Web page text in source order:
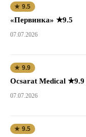
★ 9.5
«Первинка» ★9.5
07.07.2026
★ 9.9
Ocsarat Medical ★9.9
07.07.2026
★ 9.5